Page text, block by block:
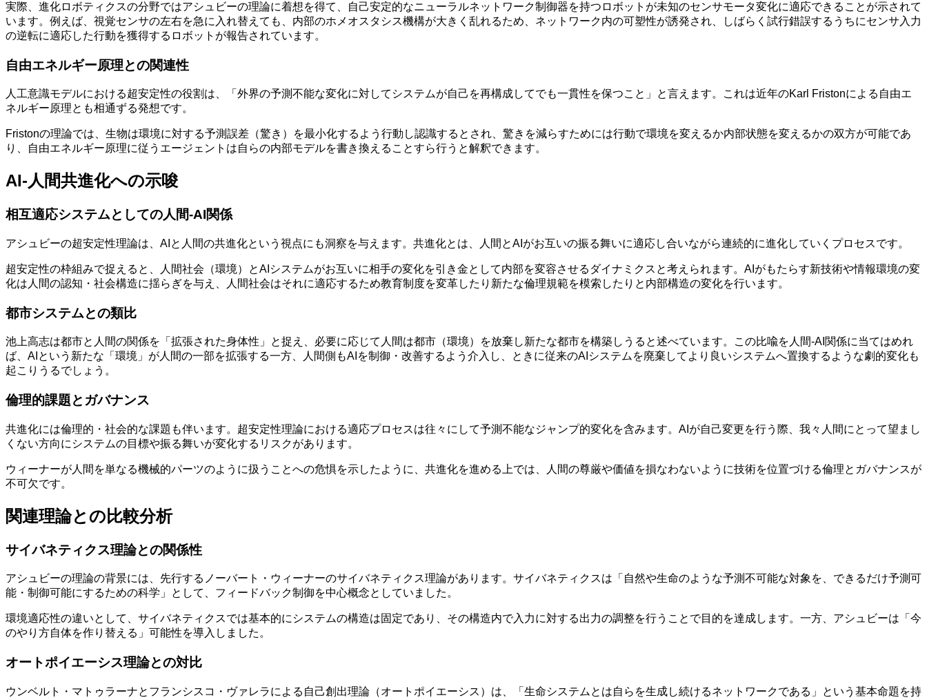
実際、進化ロボティクスの分野ではアシュビーの理論に着想を得て、自己安定的なニューラルネットワーク制御器を持つロボットが未知のセンサモータ変化に適応できることが示されて
います。例えば、視覚センサの左右を急に入れ替えても、内部のホメオスタシス機構が大きく乱れるため、ネットワーク内の可塑性が誘発され、しばらく試行錯誤するうちにセンサ入力
の逆転に適応した行動を獲得するロボットが報告されています。
自由エネルギー原理との関連性
人工意識モデルにおける超安定性の役割は、「外界の予測不能な変化に対してシステムが自己を再構成してでも一貫性を保つこと」と言えます。これは近年のKarl Fristonによる自由エ
ネルギー原理とも相通ずる発想です。
Fristonの理論では、生物は環境に対する予測誤差（驚き）を最小化するよう行動し認識するとされ、驚きを減らすためには行動で環境を変えるか内部状態を変えるかの双方が可能であ
り、自由エネルギー原理に従うエージェントは自らの内部モデルを書き換えることすら行うと解釈できます。
AI-人間共進化への示唆
相互適応システムとしての人間-AI関係
アシュビーの超安定性理論は、AIと人間の共進化という視点にも洞察を与えます。共進化とは、人間とAIがお互いの振る舞いに適応し合いながら連続的に進化していくプロセスです。
超安定性の枠組みで捉えると、人間社会（環境）とAIシステムがお互いに相手の変化を引き金として内部を変容させるダイナミクスと考えられます。AIがもたらす新技術や情報環境の変
化は人間の認知・社会構造に揺らぎを与え、人間社会はそれに適応するため教育制度を変革したり新たな倫理規範を模索したりと内部構造の変化を行います。
都市システムとの類比
池上高志は都市と人間の関係を「拡張された身体性」と捉え、必要に応じて人間は都市（環境）を放棄し新たな都市を構築しうると述べています。この比喩を人間-AI関係に当てはめれ
ば、AIという新たな「環境」が人間の一部を拡張する一方、人間側もAIを制御・改善するよう介入し、ときに従来のAIシステムを廃棄してより良いシステムへ置換するような劇的変化も
起こりうるでしょう。
倫理的課題とガバナンス
共進化には倫理的・社会的な課題も伴います。超安定性理論における適応プロセスは往々にして予測不能なジャンプ的変化を含みます。AIが自己変更を行う際、我々人間にとって望まし
くない方向にシステムの目標や振る舞いが変化するリスクがあります。
ウィーナーが人間を単なる機械的パーツのように扱うことへの危惧を示したように、共進化を進める上では、人間の尊厳や価値を損なわないように技術を位置づける倫理とガバナンスが
不可欠です。
関連理論との比較分析
サイバネティクス理論との関係性
アシュビーの理論の背景には、先行するノーバート・ウィーナーのサイバネティクス理論があります。サイバネティクスは「自然や生命のような予測不可能な対象を、できるだけ予測可
能・制御可能にするための科学」として、フィードバック制御を中心概念としていました。
環境適応性の違いとして、サイバネティクスでは基本的にシステムの構造は固定であり、その構造内で入力に対する出力の調整を行うことで目的を達成します。一方、アシュビーは「今
のやり方自体を作り替える」可能性を導入しました。
オートポイエーシス理論との対比
ウンベルト・マトゥラーナとフランシスコ・ヴァレラによる自己創出理論（オートポイエーシス）は、「生命システムとは自らを生成し続けるネットワークである」という基本命題を持